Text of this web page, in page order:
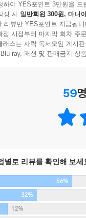
섬 게임’이라고 여겨
만 몰두해온 기존 사
분의 사람들은 가정
매커니즘을 이해시키
변화가 아니라 삶의 우
인 리더십에 공감한 포
익을 창출하는 성과
참여했던 사람들을 대
삶에 대한 만족도는
Institutes of Health)의
용되고 있다.
웹사이트인
하여 YES포인트 3만원을 드
성 시 일반회원 300원, 마니
리뷰만 YES포인트 지급됩니
정 시점부터 마지막 회차 주
스는 사락 독서모임 게시
ray, 패션 및 판매금지 상
59
별로 리뷰를 확인해 보세
56%
32%
12%